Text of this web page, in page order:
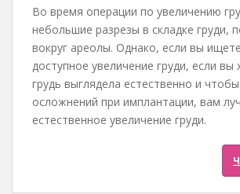
Во время операции по увеличению
небольшие разрезы в складке груди,
вокруг ареолы. Однако, если вы
доступное увеличение груди, если
грудь выглядела естественно и
осложнений при имплантации, вам
естественное увеличение груди.